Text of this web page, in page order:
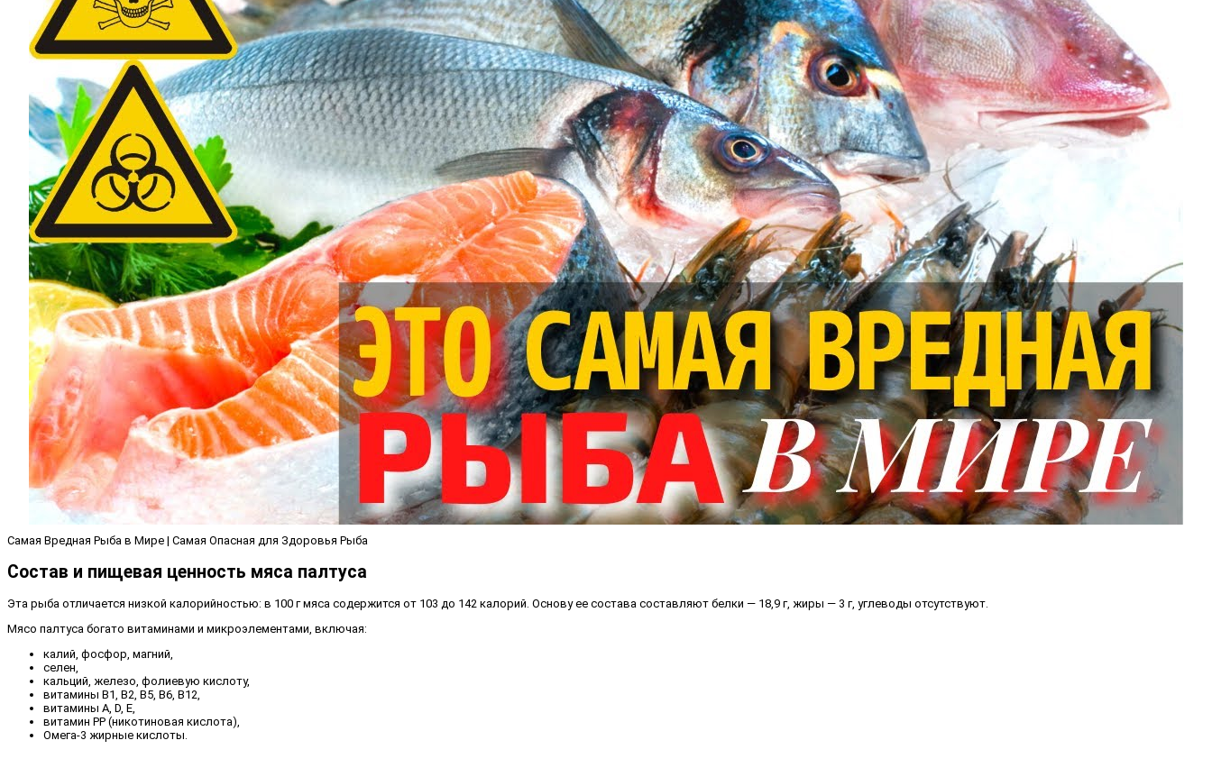
Самая Вредная Рыба в Мире | Самая Опасная для Здоровья Рыба
Состав и пищевая ценность мяса палтуса
Эта рыба отличается низкой калорийностью: в 100 г мяса содержится от 103 до 142 калорий. Основу ее состава составляют белки — 18,9 г, жиры — 3 г, углеводы отсутствуют.
Мясо палтуса богато витаминами и микроэлементами, включая:
калий, фосфор, магний,
селен,
кальций, железо, фолиевую кислоту,
витамины В1, В2, В5, В6, В12,
витамины А, D, Е,
витамин РР (никотиновая кислота),
Омега-3 жирные кислоты.